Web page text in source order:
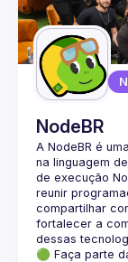
Guilds
NodeBR
A NodeBR é
na linguagem
de execução
reunir
compartilhar
fortalecer a
🟢 Faça parte